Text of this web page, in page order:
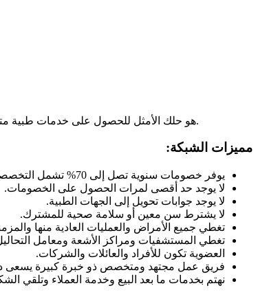
تطبيق Exclusive Medical هو حلك الأمثل للحصول على خدمات طبية متكاملة. من حجز المواعيد مع أفضل الأطباء إلى استشارة طبية فورية عبر الإنترنت، بالإضافة إلى توصيل الأدوية إلى باب منزلك.
مميزات الشبكة:
يوفر خصومات سنوية تصل إلى 70% تشمل التخصصات الطبية.
لا يوجد حد أقصى لمرات الحصول على الخصومات.
لا يوجد جوابات تحويل إلى الجهات الطبية.
لا يشترط سن معين أو سلامة صحية للمشترك.
تغطي جميع الأمراض والعمليات العادية منها
تغطي المستشفيات ومراكز الأشعة ومعامل
العضوية تكون للأفراد والعائلات والشركات.
فريق عمل مجتهد ومتخصص ذو خبرة كبيرة يسعى
نهتم بخدمات ما بعد البيع وخدمة العملاء وتلقي